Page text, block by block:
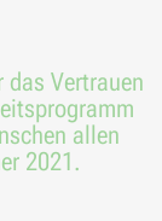
das Vertrauen
allen
2021.